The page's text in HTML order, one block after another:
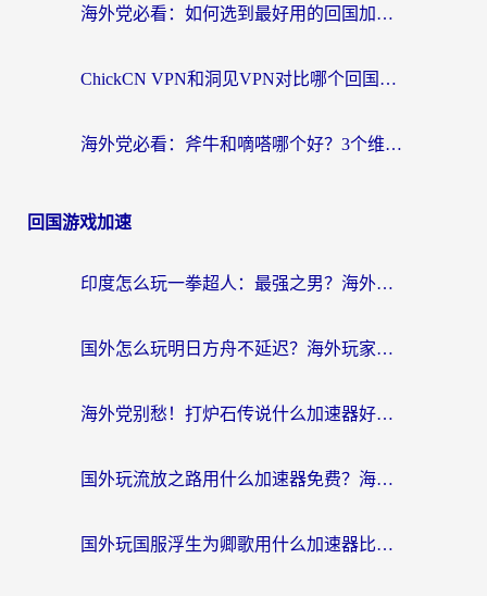
海外党必看：如何选到最好用的回国加速器？从节点到售后的全维度指南
ChickCN VPN和洞见VPN对比哪个回国效果更好？海外党亲测3款加速器+避坑指南
海外党必看：斧牛和嘀嗒哪个好？3个维度教你选对回国加速器
回国游戏加速
印度怎么玩一拳超人：最强之男？海外党国服游戏加速避坑指南
国外怎么玩明日方舟不延迟？海外玩家国服游戏加速终极指南（附DNF梦幻诛仙解决方案）
海外党别愁！打炉石传说什么加速器好用？3个实用技巧解决国服游戏卡顿
国外玩流放之路用什么加速器免费？海外党亲测有效的国服游戏加速指南
国外玩国服浮生为卿歌用什么加速器比较好？海外党亲测不踩坑指南